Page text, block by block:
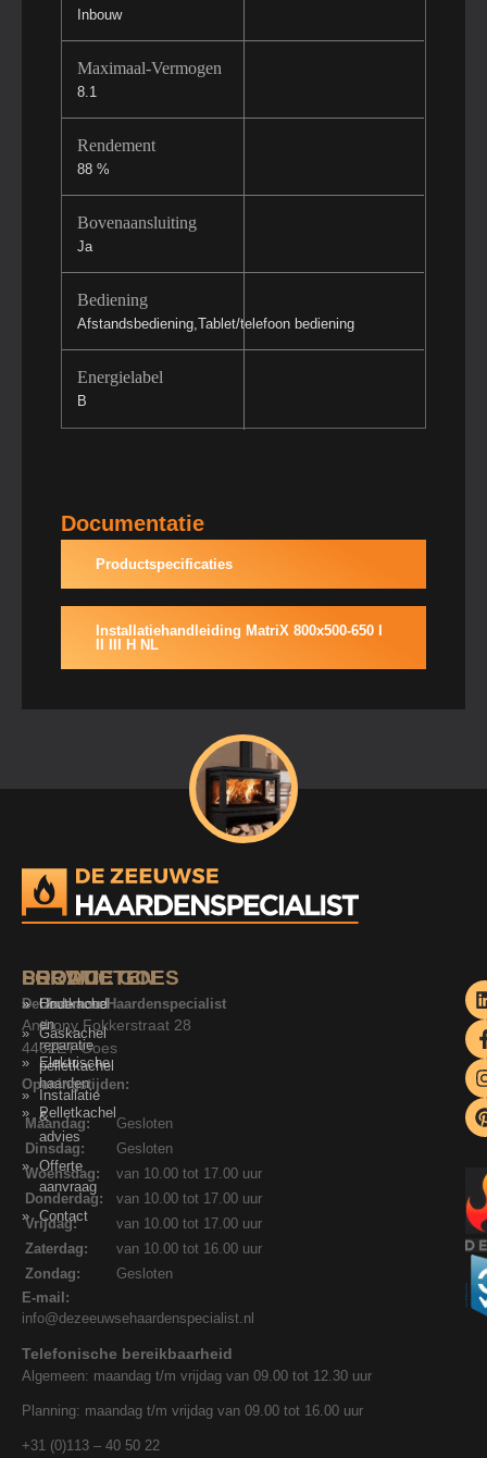
Inbouw
Maximaal-Vermogen
8.1
Rendement
88 %
Bovenaansluiting
Ja
Bediening
Afstandsbediening,Tablet/telefoon bediening
Energielabel
B
Documentatie
Productspecificaties
Installatiehandleiding MatriX 800x500-650 I
II III H NL
SERVICE
Onderhoud
en
reparatie
pelletkachel
Installatie
&
advies
Offerte
aanvraag
Contact
PRODUCTEN
Houtkachel
Gaskachel
Elektrische
haarden
Pelletkachel
LOCATIE GOES
De Zeeuwse Haardenspecialist
Anthony Fokkerstraat 28
4462ET Goes
Openingstijden:
Maandag:
Gesloten
Dinsdag:
Gesloten
Woensdag:
van 10.00 tot 17.00 uur
Donderdag:
van 10.00 tot 17.00 uur
Vrijdag:
van 10.00 tot 17.00 uur
Zaterdag:
van 10.00 tot 16.00 uur
Zondag:
Gesloten
E-mail:
info@dezeeuwsehaardenspecialist.nl
Telefonische bereikbaarheid
Algemeen: maandag t/m vrijdag van 09.00 tot 12.30 uur
Planning: maandag t/m vrijdag van 09.00 tot 16.00 uur
+31 (0)113 – 40 50 22